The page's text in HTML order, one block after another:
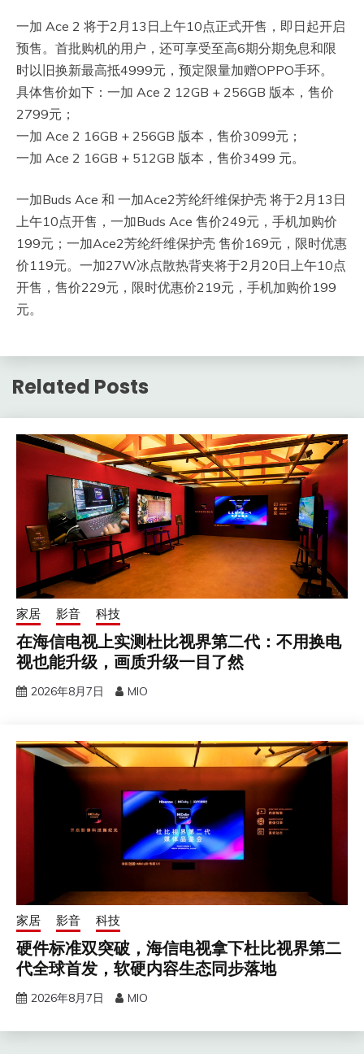
一加 Ace 2 将于2月13日上午10点正式开售，即日起开启
预售。首批购机的用户，还可享受至高6期分期免息和限
时以旧换新最高抵4999元，预定限量加赠OPPO手环。
具体售价如下：一加 Ace 2 12GB + 256GB 版本，售价
2799元；
一加 Ace 2 16GB + 256GB 版本，售价3099元；
一加 Ace 2 16GB + 512GB 版本，售价3499 元。
一加Buds Ace 和 一加Ace2芳纶纤维保护壳 将于2月13日
上午10点开售，一加Buds Ace 售价249元，手机加购价
199元；一加Ace2芳纶纤维保护壳 售价169元，限时优惠
价119元。一加27W冰点散热背夹将于2月20日上午10点
开售，售价229元，限时优惠价219元，手机加购价199
元。
Related Posts
家居 影音 科技
在海信电视上实测杜比视界第二代：不用换电
视也能升级，画质升级一目了然
2026年8月7日 MIO
家居 影音 科技
硬件标准双突破，海信电视拿下杜比视界第二
代全球首发，软硬内容生态同步落地
2026年8月7日 MIO